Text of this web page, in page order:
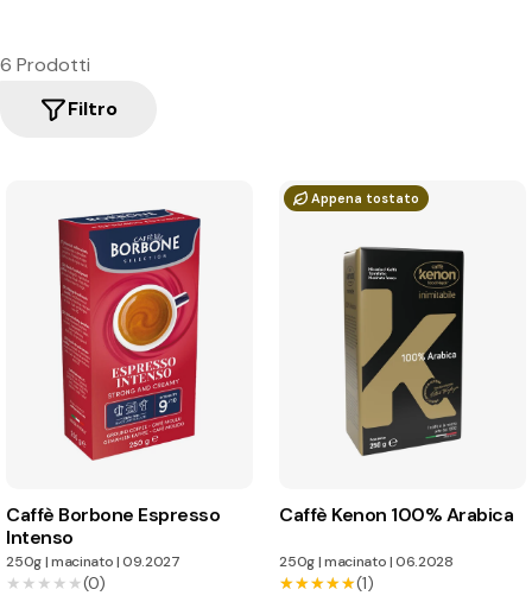
6 Prodotti
Filtro
Caffè Borbone Espresso
Intenso
250g|macinato|09.2027
★★★★★
★★★★★(0)
Appena tostato
Caffè Kenon 100% Arabica
250g|macinato|06.2028
★★★★★
★★★★★(1)